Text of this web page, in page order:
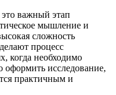
это важный этап
мышление и
сложность
процесс
когда необходимо
оформить исследование,
практичным и